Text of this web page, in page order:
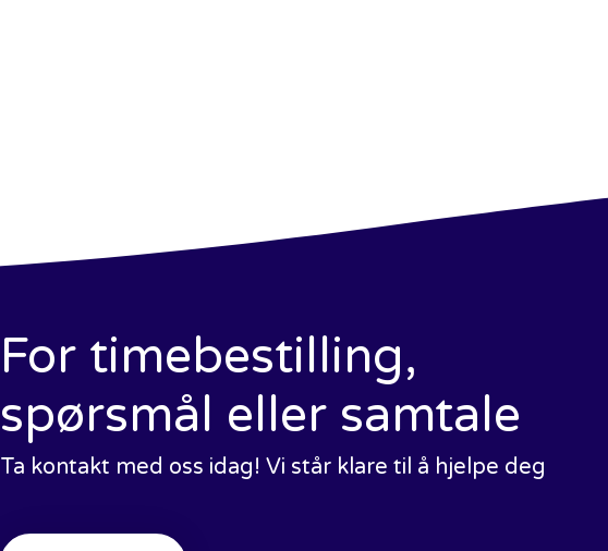
For timebestilling,
spørsmål eller samtale
Ta kontakt med oss idag! Vi står klare til å hjelpe deg